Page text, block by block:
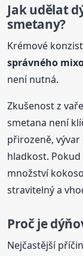
Jak udělat
smetany?
Krémové
správného
není nutná.
Zkušenost z
smetana není
přirozeně,
hladkost.
množství
stravitelný a
Proč je
Nejčastější